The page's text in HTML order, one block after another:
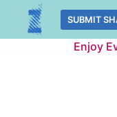
Skip
SUBMIT
Enjoy